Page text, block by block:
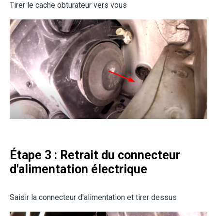
Tirer le cache obturateur vers vous
Étape 3 : Retrait du connecteur
d'alimentation électrique
Saisir la connecteur d'alimentation et tirer dessus